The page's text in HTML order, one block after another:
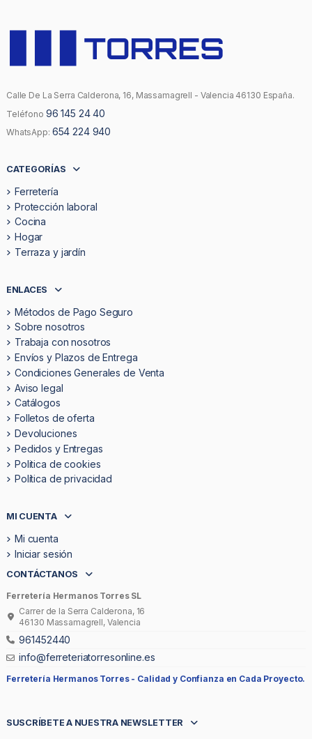
Calle De La Serra Calderona, 16, Massamagrell - Valencia 46130 España.
Teléfono 96 145 24 40
WhatsApp: 654 224 940
CATEGORÍAS
Ferretería
Protección laboral
Cocina
Hogar
Terraza y jardín
ENLACES
Métodos de Pago Seguro
Sobre nosotros
Trabaja con nosotros
Envíos y Plazos de Entrega
Condiciones Generales de Venta
Aviso legal
Catálogos
Folletos de oferta
Devoluciones
Pedidos y Entregas
Politica de cookies
Política de privacidad
MI CUENTA
Mi cuenta
Iniciar sesión
CONTÁCTANOS
Ferretería Hermanos Torres SL
Carrer de la Serra Calderona, 16
46130 Massamagrell, Valencia
961452440
info@ferreteriatorresonline.es
Ferretería Hermanos Torres - Calidad y Confianza en Cada Proyecto.
SUSCRÍBETE A NUESTRA NEWSLETTER